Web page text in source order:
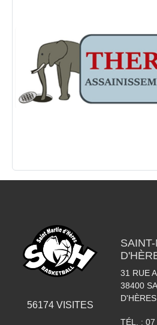
56174VISITES
31 RUE
38400
D'HÈRES
TÉL. : 07